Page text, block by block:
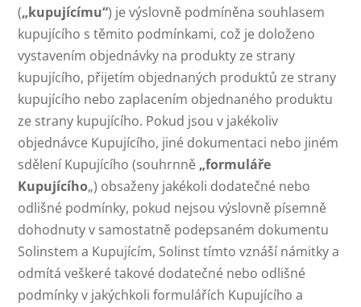
(„kupujícímu“) je výslovně podmíněna souhlasem
kupujícího s těmito podmínkami, což je doloženo
vystavením objednávky na produkty ze strany
kupujícího, přijetím objednaných produktů ze strany
kupujícího nebo zaplacením objednaného produktu
ze strany kupujícího. Pokud jsou v jakékoliv
objednávce Kupujícího, jiné dokumentaci nebo jiném
sdělení Kupujícího (souhrnně „formuláře
Kupujícího„) obsaženy jakékoli dodatečné nebo
odlišné podmínky, pokud nejsou výslovně písemně
dohodnuty v samostatně podepsaném dokumentu
Solinstem a Kupujícím, Solinst tímto vznáší námitky a
odmítá veškeré takové dodatečné nebo odlišné
podmínky v jakýchkoli formulářích Kupujícího a